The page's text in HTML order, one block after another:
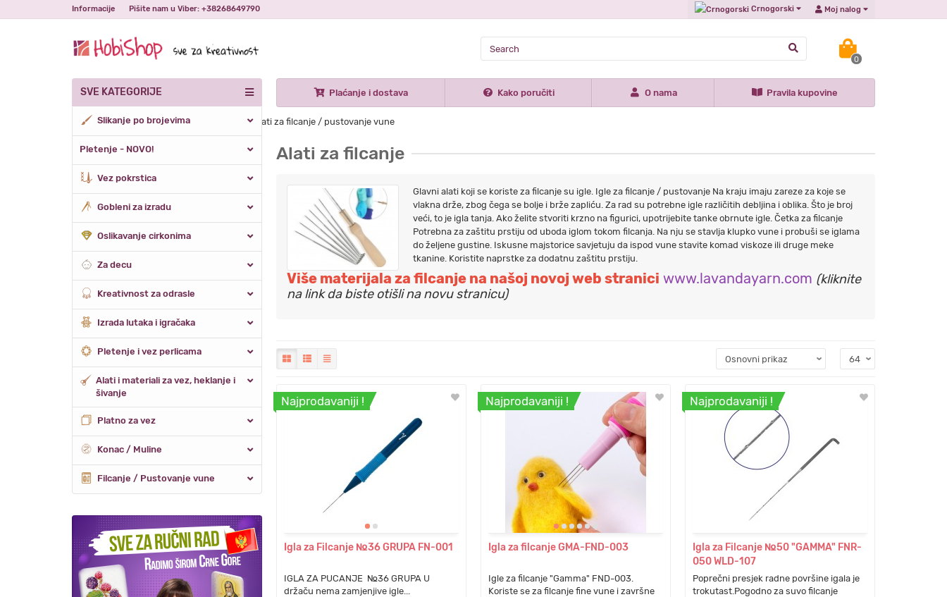
Moj nalog
Crnogorski
Informacije Pišite nam u Viber: +38268649790
0
SVE KATEGORIJE
Slikanje po brojevima
Pletenje - NOVO!
Vez pokrstica
Gobleni za izradu
Oslikavanje cirkonima
Za decu
Kreativnost za odrasle
Izrada lutaka i igračaka
Pletenje i vez perlicama
Alati i materiali za vez, heklanje i
šivanje
Platno za vez
Konac / Muline
Filcanje / Pustovanje vune
Plaćanje i dostava Kako poručiti O nama Pravila kupovine
Naslovna Filcanje / Pustovanje vune Alati za filcanje / pustovanje vune
Alati za filcanje
Glavni alati koji se koriste za filcanje su igle. Igle za filcanje / pustovanje Na kraju imaju zareze za koje se
vlakna drže, zbog čega se bolje i brže zapliću. Za rad su potrebne igle različitih debljina i oblika. Što je broj
veći, to je igla tanja. Ako želite stvoriti krzno na figurici, upotrijebite tanke obrnute igle. Četka za filcanje
Potrebna za zaštitu prstiju od uboda iglom tokom filcanja. Na nju se stavlja klupko vune i probuši se iglama
do željene gustine. Iskusne majstorice savjetuju da ispod vune stavite komad viskoze ili druge meke
tkanine. Koristite naprstke za dodatnu zaštitu prstiju.
Više materijala za filcanje na našoj novoj web stranici www.lavandayarn.com (kliknite
na link da biste otišli na novu stranicu)
Najprodavaniji !
Igla za Filcanje №36 GRUPA FN-001
IGLA ZA PUCANJE №36 GRUPA U
držaču nema zamjenjive igle...
Najprodavaniji !
Igla za filcanje GMA-FND-003
Igle za filcanje "Gamma" FND-003.
Koriste se za filcanje fine vune i završne
Najprodavaniji !
Igla za Filcanje №50 "GAMMA" FNR-
050 WLD-107
Poprečni presjek radne površine igala je
trokutast.Pogodno za suvo filcanje